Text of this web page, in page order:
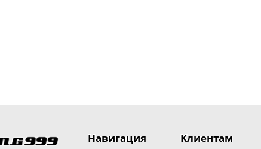
Навигация Клиентам